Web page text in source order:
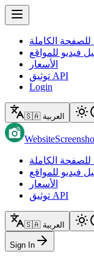
الكاملة
فيديو للمواقع
الأسعار
توثيق API
Login
🇸🇦 العربية
الكاملة
فيديو للمواقع
الأسعار
توثيق API
🇸🇦 العربية
Sign In